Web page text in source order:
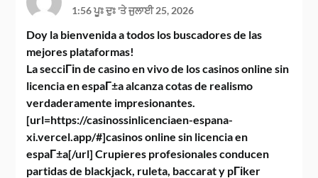
1:56 ਪੂਃ ਦੁਃ 'ਤੇ ਜੁਲਾਈ 25, 2026
Doy la bienvenida a todos los buscadores de las
mejores plataformas!
La secciГіn de casino en vivo de los casinos online sin
licencia en espaГ±a alcanza cotas de realismo
verdaderamente impresionantes.
[url=https://casinossinlicenciaen-espana-
xi.vercel.app/#]casinos online sin licencia en
espaГ±a[/url] Crupieres profesionales conducen
partidas de blackjack, ruleta, baccarat y pГіker